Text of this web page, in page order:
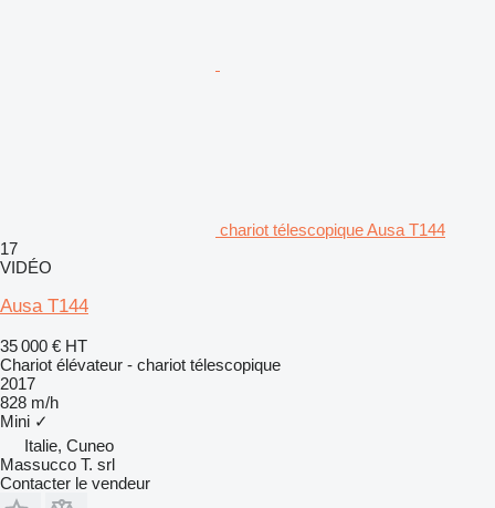
chariot télescopique Ausa T144
17
VIDÉO
Ausa T144
35 000 € HT
Chariot élévateur - chariot télescopique
2017
828 m/h
Mini ✓
Italie, Cuneo
Massucco T. srl
Contacter le vendeur